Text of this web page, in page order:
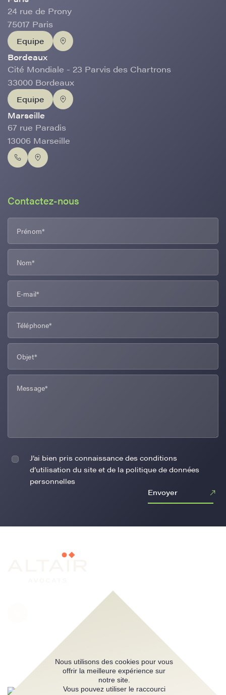
24 rue de Prony
75017 Paris
Equipe
Bordeaux
Cité Mondiale - 23 Parvis des Chartrons
33000 Bordeaux
Equipe
Marseille
67 rue Paradis
13006 Marseille
Contactez-nous
J’ai bien pris connaissance des conditions
d’utilisation du site et de la politique de données
personnelles
Envoyer
Nous utilisons des cookies pour vous
offrir la meilleure expérience sur
notre site.
Vous pouvez utiliser le raccourci